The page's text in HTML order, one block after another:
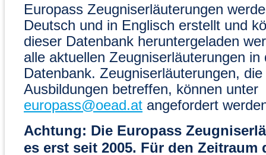
Europass Zeugniserläuterungen
Deutsch und in Englisch erstellt und
dieser Datenbank heruntergeladen
alle aktuellen Zeugniserläuterungen in
Datenbank. Zeugniserläuterungen,
Ausbildungen betreffen, können unter
europass@oead.at angefordert
Achtung: Die Europass
es erst seit 2005. Für den Zeitraum